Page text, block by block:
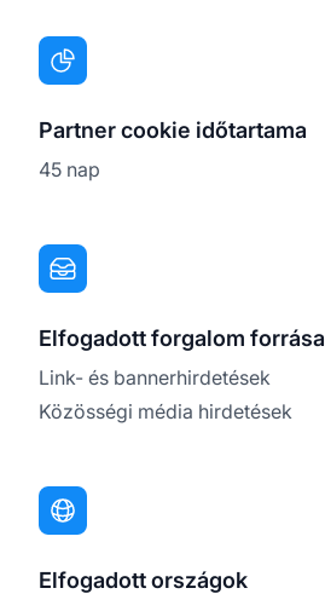
Partner cookie időtartama
45 nap
Elfogadott forgalom forrása
Link- és bannerhirdetések
Közösségi média hirdetések
Elfogadott országok